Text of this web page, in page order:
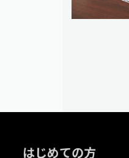
はじめての方